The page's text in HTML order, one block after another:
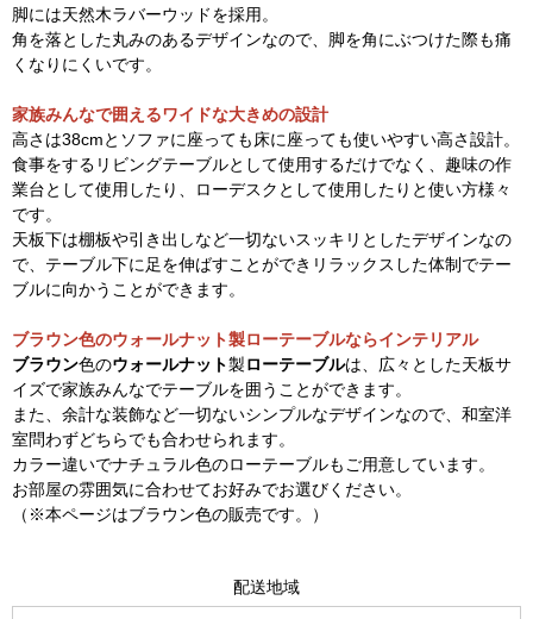
脚には天然木ラバーウッドを採用。
角を落とした丸みのあるデザインなので、脚を角にぶつけた際も痛
くなりにくいです。
家族みんなで囲えるワイドな大きめの設計
高さは38cmとソファに座っても床に座っても使いやすい高さ設計。
食事をするリビングテーブルとして使用するだけでなく、趣味の作
業台として使用したり、ローデスクとして使用したりと使い方様々
です。
天板下は棚板や引き出しなど一切ないスッキリとしたデザインなの
で、テーブル下に足を伸ばすことができリラックスした体制でテー
ブルに向かうことができます。
ブラウン色のウォールナット製ローテーブルならインテリアル
ブラウン色のウォールナット製ローテーブルは、広々とした天板サ
イズで家族みんなでテーブルを囲うことができます。
また、余計な装飾など一切ないシンプルなデザインなので、和室洋
室問わずどちらでも合わせられます。
カラー違いでナチュラル色のローテーブルもご用意しています。
お部屋の雰囲気に合わせてお好みでお選びください。
（※本ページはブラウン色の販売です。）
配送地域